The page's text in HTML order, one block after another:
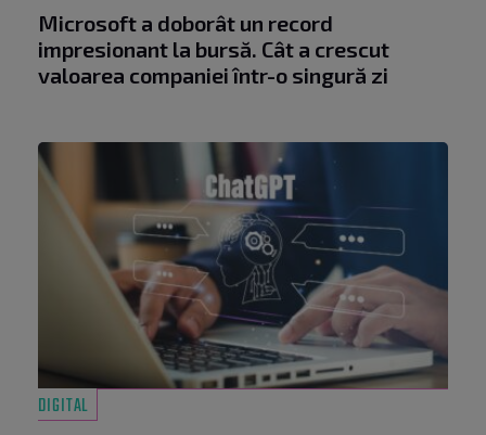
Microsoft a doborât un record
impresionant la bursă. Cât a crescut
valoarea companiei într-o singură zi
DIGITAL